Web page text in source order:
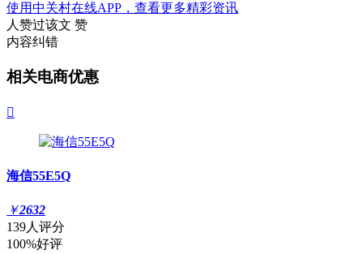
使用中关村在线APP，查看更多精彩资讯
人赞过该文 赞
内容纠错
相关电商优惠

海信55E5Q
￥2632
139人评分
100%好评